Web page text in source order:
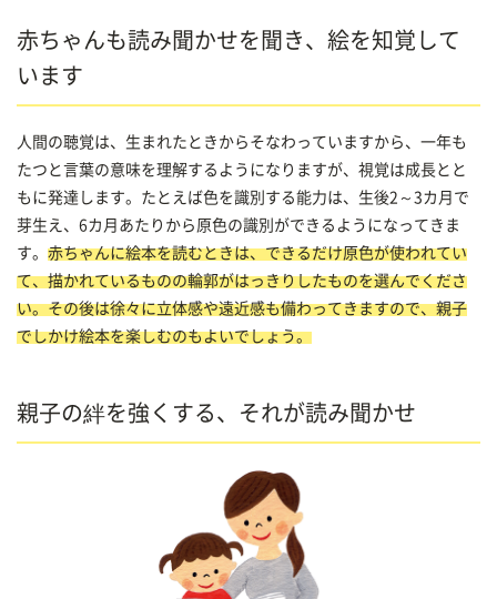
赤ちゃんも読み聞かせを聞き、絵を知覚して
います
人間の聴覚は、生まれたときからそなわっていますから、一年も
たつと言葉の意味を理解するようになりますが、視覚は成長とと
もに発達します。たとえば色を識別する能力は、生後2～3カ月で
芽生え、6カ月あたりから原色の識別ができるようになってきま
す。 赤ちゃんに絵本を読むときは、できるだけ原色が使われてい
て、描かれているものの輪郭がはっきりしたものを選んでくださ
い。その後は徐々に立体感や遠近感も備わってきますので、親子
でしかけ絵本を楽しむのもよいでしょう。
親子の絆を強くする、それが読み聞かせ